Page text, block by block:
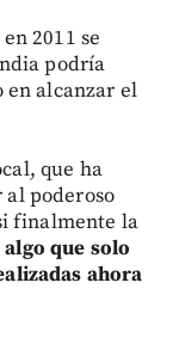
2011 se
podría
alcanzar el
que ha
al poderoso
finalmente la
algo que solo
ahora